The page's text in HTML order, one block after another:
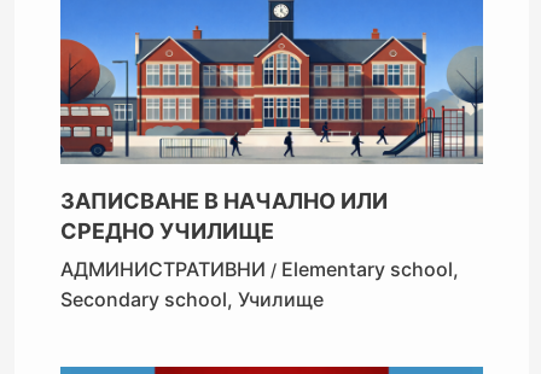
ЗАПИСВАНЕ В НАЧАЛНО ИЛИ
СРЕДНО УЧИЛИЩЕ
АДМИНИСТРАТИВНИ / Elementary school,
Secondary school,Училище